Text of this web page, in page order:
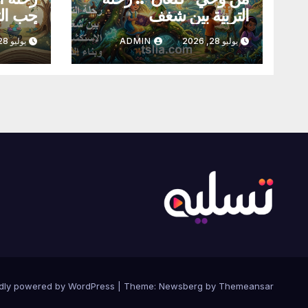
التربية بين شغف
الاستكشاف وبناء الذات
يوليو 28, 2026 ADMIN
حب
يوليو 28, 2026
powered by WordPress Theme: Newsberg by Themeansar